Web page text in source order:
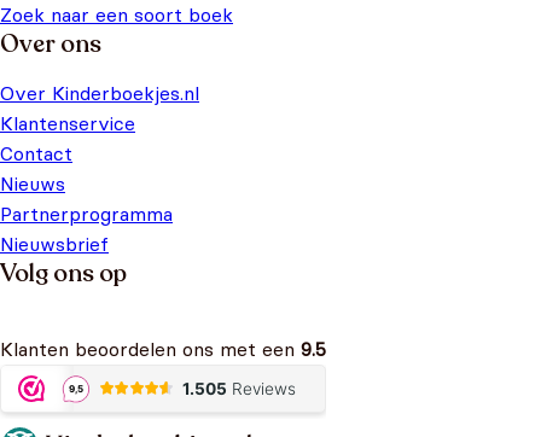
Zoek naar een soort boek
Over ons
Over Kinderboekjes.nl
Klantenservice
Contact
Nieuws
Partnerprogramma
Nieuwsbrief
Volg ons op
Klanten beoordelen ons met een 9.5